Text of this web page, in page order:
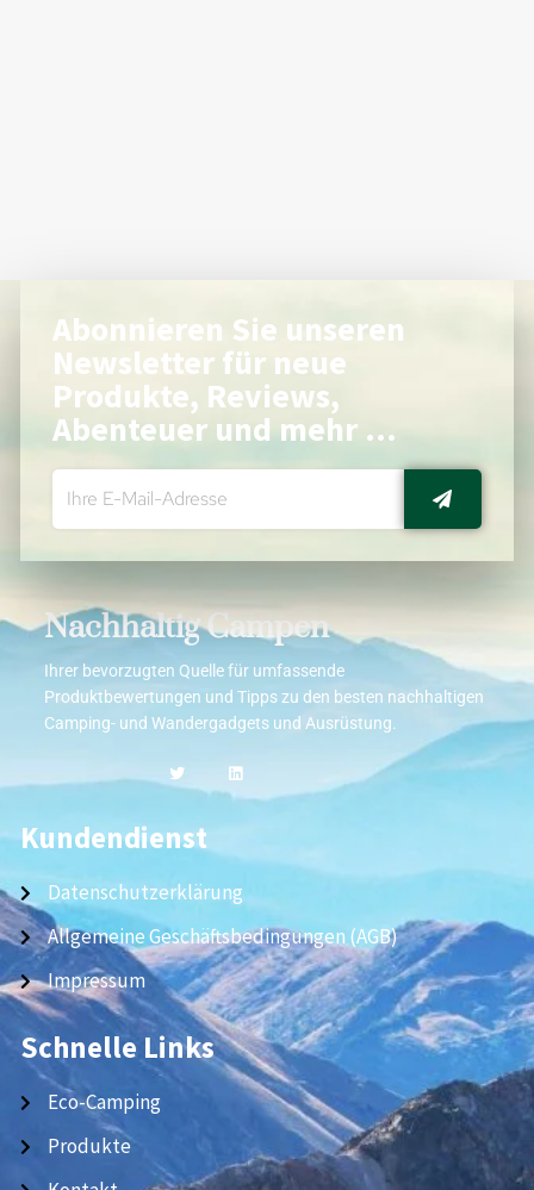
Abonnieren Sie unseren
Newsletter für neue
Produkte, Reviews,
Abenteuer und mehr ...
Nachhaltig Campen
Ihrer bevorzugten Quelle für umfassende
Produktbewertungen und Tipps zu den besten nachhaltigen
Camping- und Wandergadgets und Ausrüstung.
Kundendienst
Datenschutzerklärung
Allgemeine Geschäftsbedingungen (AGB)
Impressum
Schnelle Links
Eco-Camping
Produkte